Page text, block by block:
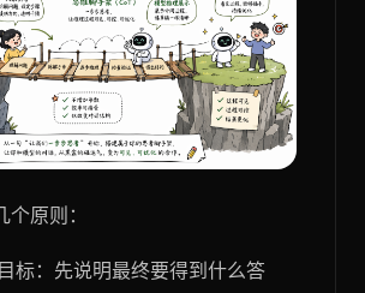
原则：
标：先说明最终要得到什么答